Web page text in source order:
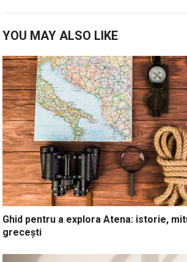
YOU MAY ALSO LIKE
Ghid pentru a explora Atena: istorie,
grecești